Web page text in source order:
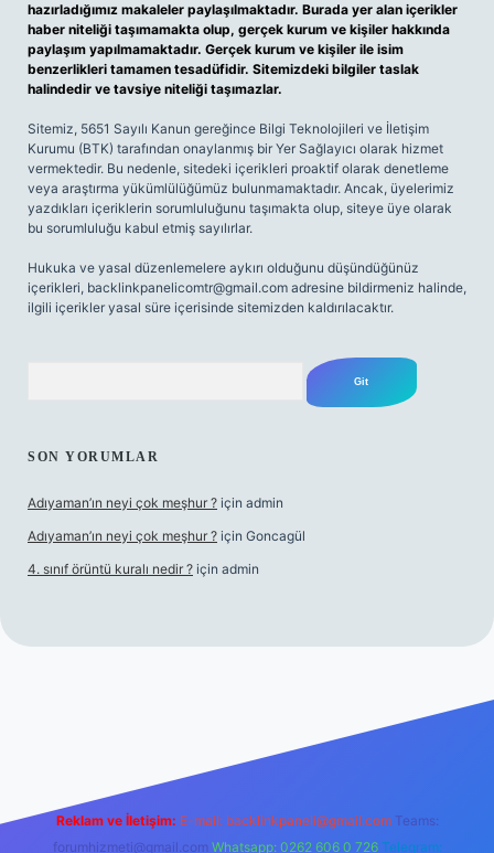
hazırladığımız makaleler paylaşılmaktadır. Burada yer alan içerikler
haber niteliği taşımamakta olup, gerçek kurum ve kişiler hakkında
paylaşım yapılmamaktadır. Gerçek kurum ve kişiler ile isim
benzerlikleri tamamen tesadüfidir. Sitemizdeki bilgiler taslak
halindedir ve tavsiye niteliği taşımazlar.
Sitemiz, 5651 Sayılı Kanun gereğince Bilgi Teknolojileri ve İletişim
Kurumu (BTK) tarafından onaylanmış bir Yer Sağlayıcı olarak hizmet
vermektedir. Bu nedenle, sitedeki içerikleri proaktif olarak denetleme
veya araştırma yükümlülüğümüz bulunmamaktadır. Ancak, üyelerimiz
yazdıkları içeriklerin sorumluluğunu taşımakta olup, siteye üye olarak
bu sorumluluğu kabul etmiş sayılırlar.
Hukuka ve yasal düzenlemelere aykırı olduğunu düşündüğünüz
içerikleri, backlinkpanelicomtr@gmail.com adresine bildirmeniz halinde,
ilgili içerikler yasal süre içerisinde sitemizden kaldırılacaktır.
SON YORUMLAR
Adıyaman’ın neyi çok meşhur ? için admin
Adıyaman’ın neyi çok meşhur ? için Goncagül
4. sınıf örüntü kuralı nedir ? için admin
Reklam ve İletişim: E-mail: backlinkpaneli@gmail.com Teams:
forumhizmeti@gmail.com Whatsapp: 0262 606 0 726 Telegram: